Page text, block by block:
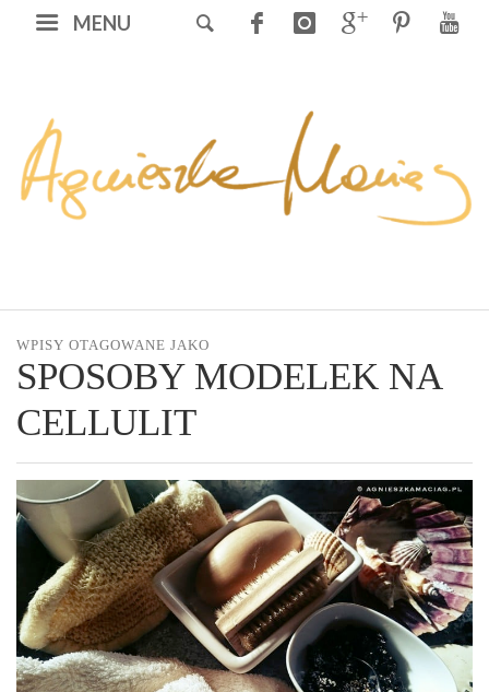
MENU
WPISY OTAGOWANE JAKO
SPOSOBY MODELEK NA
CELLULIT